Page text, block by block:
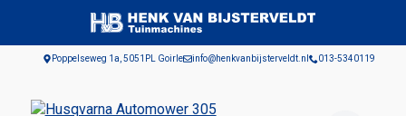
Poppelseweg 1a, 5051PL Goirle info@henkvanbijsterveldt.nl 013-5340119